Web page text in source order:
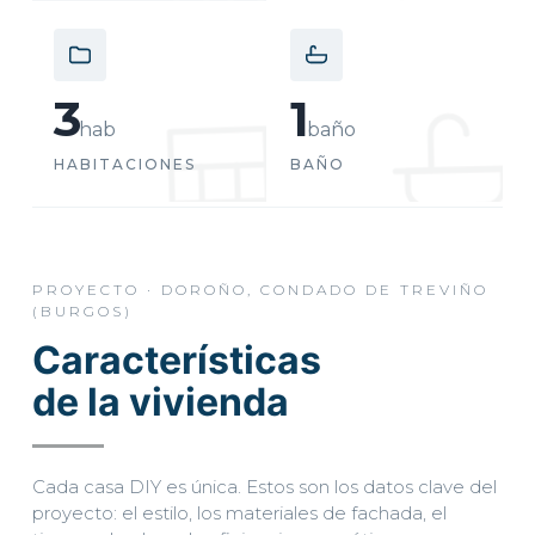
3hab
HABITACIONES
1 baño
BAÑO
PROYECTO · DOROÑO, CONDADO DE TREVIÑO
(BURGOS)
Características
de la vivienda
Cada casa DIY es única. Estos son los datos clave del
proyecto: el estilo, los materiales de fachada, el